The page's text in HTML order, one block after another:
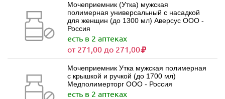
Мочеприемник (Утка) мужская
полимерная универсальный с насадкой
для женщин (до 1300 мл) Аверсус ООО -
Россия
есть в 2 аптеках
от 271,00 до 271,00
Мочеприемник Утка мужская полимерная
с крышкой и ручкой (до 1700 мл)
Медполимерторг ООО - Россия
есть в 2 аптеках